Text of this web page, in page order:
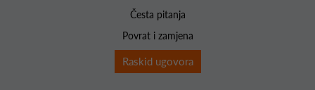
Česta pitanja
Povrat i zamjena
Raskid ugovora